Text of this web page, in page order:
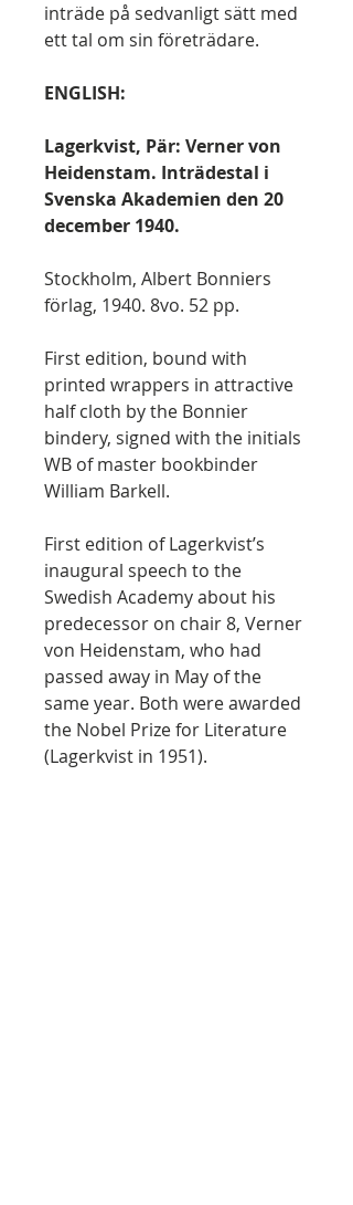
inträde på sedvanligt sätt med
ett tal om sin företrädare.
ENGLISH:
Lagerkvist, Pär: Verner von
Heidenstam. Inträdestal i
Svenska Akademien den 20
december 1940.
Stockholm, Albert Bonniers
förlag, 1940. 8vo. 52 pp.
First edition, bound with
printed wrappers in attractive
half cloth by the Bonnier
bindery, signed with the initials
WB of master bookbinder
William Barkell.
First edition of Lagerkvist’s
inaugural speech to the
Swedish Academy about his
predecessor on chair 8, Verner
von Heidenstam, who had
passed away in May of the
same year. Both were awarded
the Nobel Prize for Literature
(Lagerkvist in 1951).